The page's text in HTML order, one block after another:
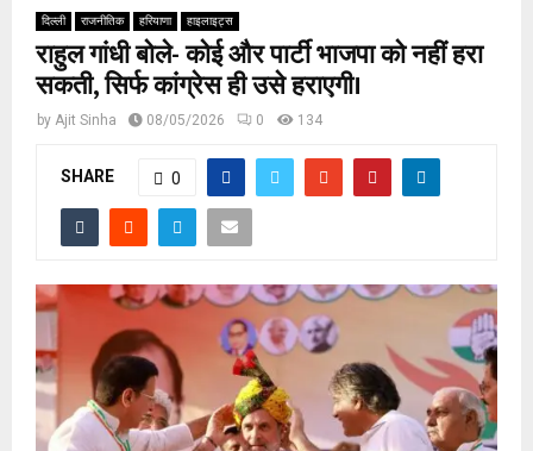
दिल्ली राजनीतिक हरियाणा हाइलाइट्स
राहुल गांधी बोले- कोई और पार्टी भाजपा को नहीं हरा
सकती, सिर्फ कांग्रेस ही उसे हराएगी।
by Ajit Sinha 08/05/2026 0 134
SHARE 0